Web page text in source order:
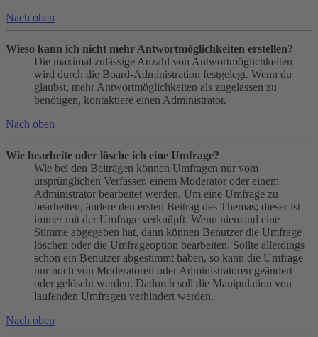
Nach oben
Wieso kann ich nicht mehr Antwortmöglichkeiten erstellen?
Die maximal zulässige Anzahl von Antwortmöglichkeiten
wird durch die Board-Administration festgelegt. Wenn du
glaubst, mehr Antwortmöglichkeiten als zugelassen zu
benötigen, kontaktiere einen Administrator.
Nach oben
Wie bearbeite oder lösche ich eine Umfrage?
Wie bei den Beiträgen können Umfragen nur vom
ursprünglichen Verfasser, einem Moderator oder einem
Administrator bearbeitet werden. Um eine Umfrage zu
bearbeiten, ändere den ersten Beitrag des Themas; dieser ist
immer mit der Umfrage verknüpft. Wenn niemand eine
Stimme abgegeben hat, dann können Benutzer die Umfrage
löschen oder die Umfrageoption bearbeiten. Sollte allerdings
schon ein Benutzer abgestimmt haben, so kann die Umfrage
nur noch von Moderatoren oder Administratoren geändert
oder gelöscht werden. Dadurch soll die Manipulation von
laufenden Umfragen verhindert werden.
Nach oben